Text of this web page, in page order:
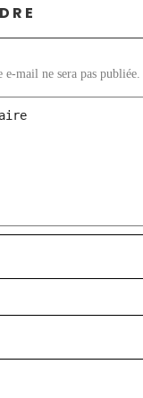
e-mail ne sera pas publiée.